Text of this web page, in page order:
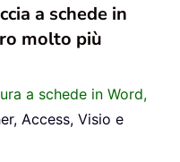
a schede in
molto più
a schede in Word,
Access, Visio e